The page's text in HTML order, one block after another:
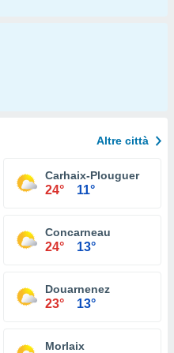
Altre città
Carhaix-Plouguer
24° 11°
Concarneau
24° 13°
Douarnenez
23° 13°
Morlaix